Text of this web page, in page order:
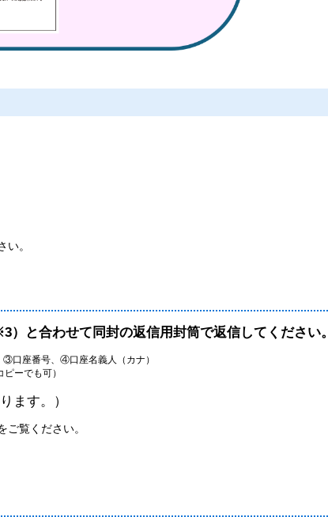
い。
と合わせて同封の返信用封筒で返信してください。
座番号、④口座名義人（カナ）
ーでも可）
ます。）
ご覧ください。